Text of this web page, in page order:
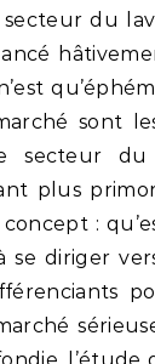
du
sont
secteur
plus
:
se diriger